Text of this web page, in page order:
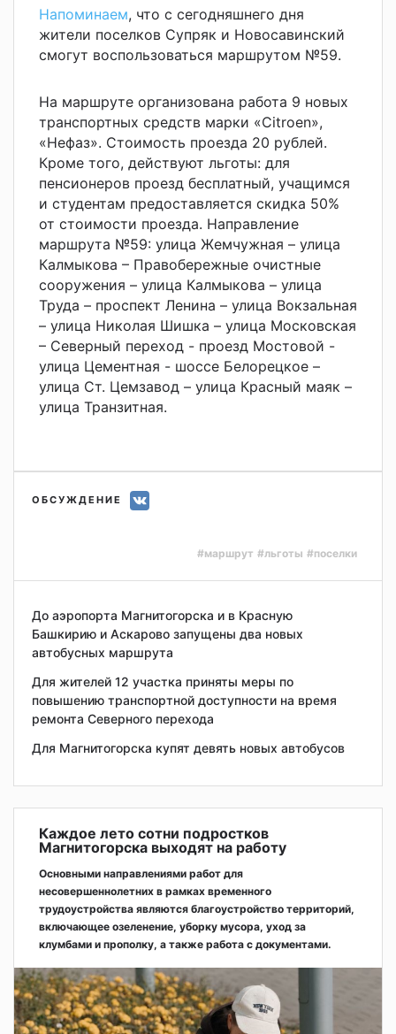
Напоминаем, что с сегодняшнего дня
жители поселков Супряк и Новосавинский
смогут воспользоваться маршрутом №59.
На маршруте организована работа 9 новых
транспортных средств марки «Citroen»,
«Нефаз». Стоимость проезда 20 рублей.
Кроме того, действуют льготы: для
пенсионеров проезд бесплатный, учащимся
и студентам предоставляется скидка 50%
от стоимости проезда. Направление
маршрута №59: улица Жемчужная – улица
Калмыкова – Правобережные очистные
сооружения – улица Калмыкова – улица
Труда – проспект Ленина – улица Вокзальная
– улица Николая Шишка – улица Московская
– Северный переход - проезд Мостовой -
улица Цементная - шоссе Белорецкое –
улица Ст. Цемзавод – улица Красный маяк –
улица Транзитная.
ОБСУЖДЕНИЕ
#маршрут #льготы #поселки
До аэропорта Магнитогорска и в Красную
Башкирию и Аскарово запущены два новых
автобусных маршрута
Для жителей 12 участка приняты меры по
повышению транспортной доступности на время
ремонта Северного перехода
Для Магнитогорска купят девять новых автобусов
Каждое лето сотни подростков
Магнитогорска выходят на работу
Основными направлениями работ для
несовершеннолетних в рамках временного
трудоустройства являются благоустройство территорий,
включающее озеленение, уборку мусора, уход за
клумбами и прополку, а также работа с документами.